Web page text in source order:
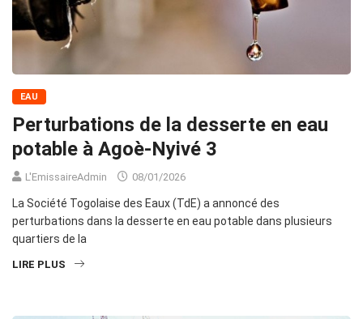
EAU
Perturbations de la desserte en eau
potable à Agoè-Nyivé 3
L'EmissaireAdmin 08/01/2026
La Société Togolaise des Eaux (TdE) a annoncé des
perturbations dans la desserte en eau potable dans plusieurs
quartiers de la
LIRE PLUS